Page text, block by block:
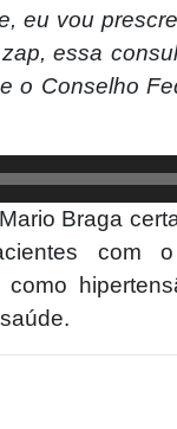
eu vou
essa
o Conselho
Braga
com
como